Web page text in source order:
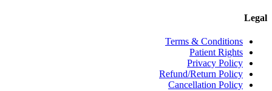
Legal
Terms & Conditions
Patient Rights
Privacy Policy
Refund/Return Policy
Cancellation Policy